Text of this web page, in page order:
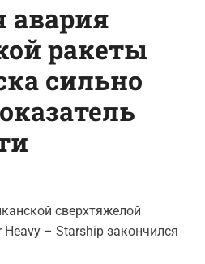
авария
ракеты
сильно
сверхтяжелой
Heavy – Starship закончился